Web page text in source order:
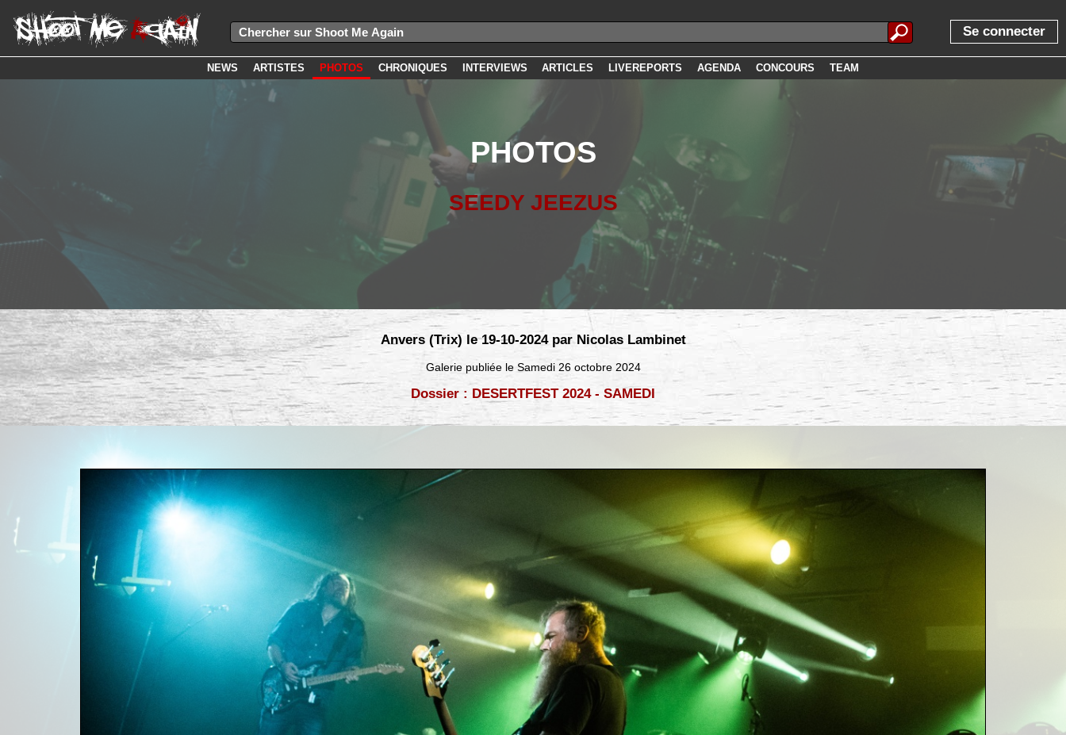
Se connecter
NEWS ARTISTES PHOTOS CHRONIQUES INTERVIEWS ARTICLES LIVEREPORTS AGENDA CONCOURS TEAM
PHOTOS
SEEDY JEEZUS
Anvers (Trix) le 19-10-2024 par Nicolas Lambinet
Galerie publiée le Samedi 26 octobre 2024
Dossier : DESERTFEST 2024 - SAMEDI